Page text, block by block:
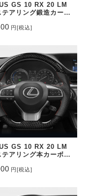
GS 10 RX 20 LM
アリング鍛造カーボ
無し CEEHOR-
円[税込]
GS 10 RX 20 LM
アリング本カーボン&
CEEHOR-393_CAR
円 [税込]